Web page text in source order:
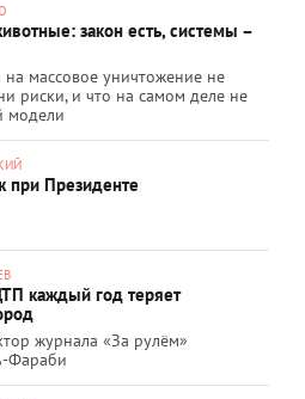
закон есть, системы –
на массовое уничтожение не
риски, и что на самом деле не
модели
при Президенте
каждый год теряет
журнала «За рулём»
Фараби